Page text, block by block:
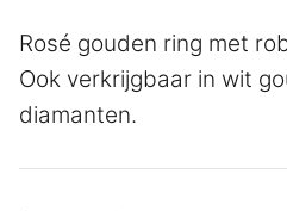
Rosé gouden ring met
Ook verkrijgbaar in wit
diamanten.